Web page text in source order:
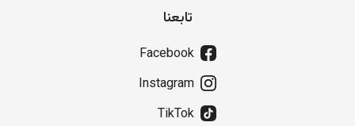
تابعنا
Facebook
Instagram
TikTok